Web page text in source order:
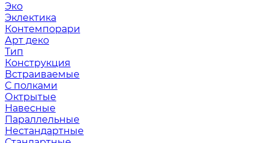
Эко
Эклектика
Контемпорари
Арт деко
Тип
Конструкция
Встраиваемые
С полками
Октрытые
Навесные
Параллельные
Нестандартные